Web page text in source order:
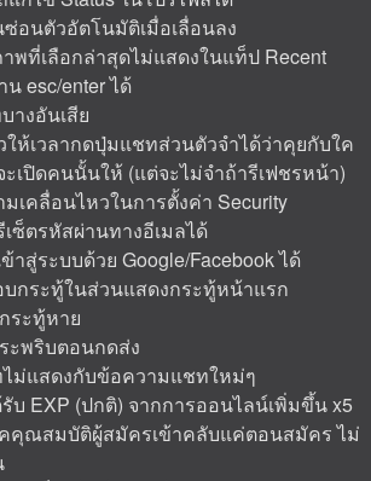
อนตัวอัตโนมัติเมื่อเลื่อนลง
พที่เลือกล่าสุดไม่แสดงในแท็ป Recent
esc/enter ได้
างอันเสีย
ห้เวลากดปุ่มแชทส่วนตัวจำได้ว่าคุยกับใค
เปิดคนนั้นให้ (แต่จะไม่จำถ้ารีเฟชรหน้า)
เคลื่อนไหวในการตั้งค่า Security
ซ็ตรหัสผ่านทางอีเมลได้
าสู่ระบบด้วย Google/Facebook ได้
บกระทู้ในส่วนแสดงกระทู้หน้าแรก
ระทู้หาย
พริบตอนกดส่ง
ไม่แสดงกับข้อความแชทใหม่ๆ
บ EXP (ปกติ) จากการออนไลน์เพิ่มขึ้น x5
คุณสมบัติผู้สมัครเข้าคลับแค่ตอนสมัคร ไม่